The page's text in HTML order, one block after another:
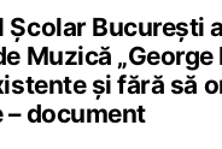
București
Muzică
și fără să
document